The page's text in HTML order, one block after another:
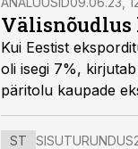
Välisnõudlus
Kui Eestist
oli isegi 7%,
päritolu kaupade
esimese nelja
ST SISUTURUNDUS